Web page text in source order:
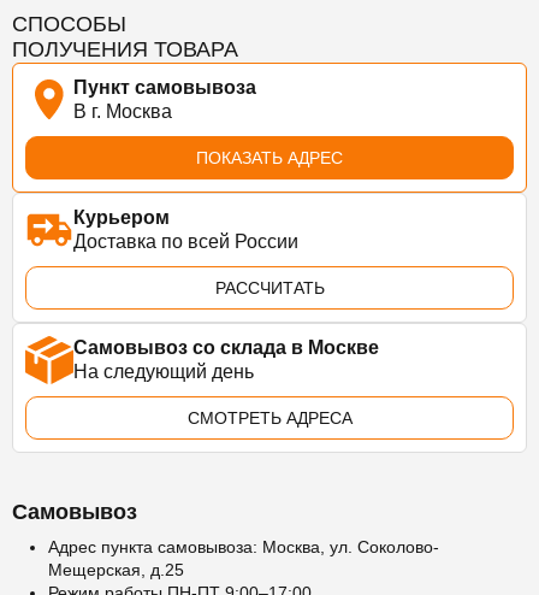
СПОСОБЫ
ПОЛУЧЕНИЯ ТОВАРА
Пункт самовывоза
В г. Москва
ПОКАЗАТЬ АДРЕС
Курьером
Доставка по всей России
РАССЧИТАТЬ
Самовывоз со склада в Москве
На следующий день
СМОТРЕТЬ АДРЕСА
Самовывоз
Адрес пункта самовывоза: Москва, ул. Соколово-
Мещерская, д.25